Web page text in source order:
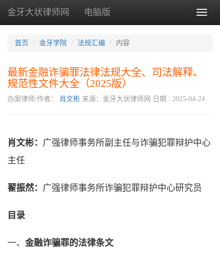
Toggle
金牙大状律师网 电脑版
首页 金牙学院 法规汇编 内容
最新金融诈骗罪法律法规大全、司法解释、
规范性文件大全（2025版）
办案律师/作者： 肖文彬 来源：金牙大状律师网 日期 : 2025-04-24
肖文彬： 广强律师事务所副主任与诈骗犯罪辩护中心
主任
翟振然： 广强律师事务所诈骗犯罪辩护中心研究员
目录
一、 金融诈骗罪的法律条文